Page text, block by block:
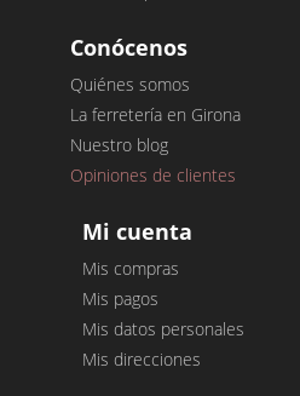
Conócenos
Quiénes somos
La ferretería en Girona
Nuestro blog
Opiniones de clientes
Mi cuenta
Mis compras
Mis pagos
Mis datos personales
Mis direcciones